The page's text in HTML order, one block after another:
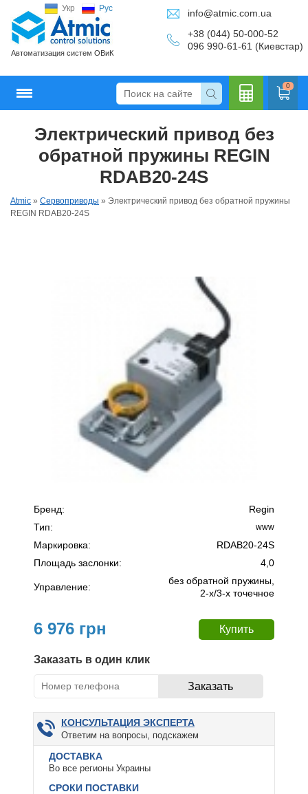
Укр Рус
Автоматизация систем ОВиК
info@atmic.com.ua
+38 (044) 50-000-52
096 990-61-61 (Киевстар)
0
Кальку
Электрический привод без
обратной пружины REGIN
RDAB20-24S
Atmic » Сервоприводы » Электрический привод без обратной пружины
REGIN RDAB20-24S
Бренд:
Regin
Тип:
www
Маркировка:
RDAB20-24S
Площадь заслонки:
4,0
Управление:
без обратной пружины,
2-х/3-х точечное
6 976 грн
Заказать в один клик
КОНСУЛЬТАЦИЯ ЭКСПЕРТА
Ответим на вопросы, подскажем
ДОСТАВКА
Во все регионы Украины
СРОКИ ПОСТАВКИ